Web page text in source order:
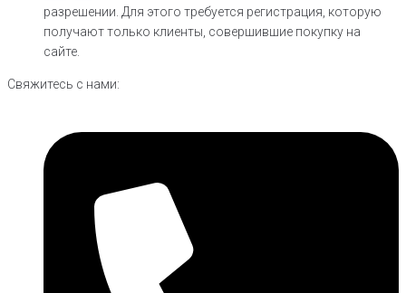
разрешении. Для этого требуется регистрация, которую
получают только клиенты, совершившие покупку на
сайте.
Свяжитесь с нами: